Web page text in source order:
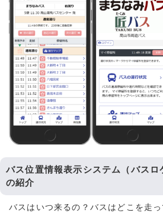
バス位置情報表示システム（バスロ
の紹介
バスはいつ来るの？バスはどこを走っ